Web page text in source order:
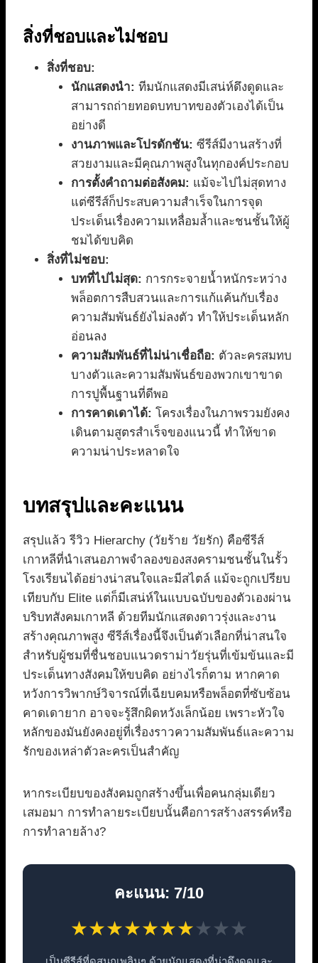
สิ่งที่ชอบและไม่ชอบ
สิ่งที่ชอบ:
นักแสดงนำ: ทีมนักแสดงมีเสน่ห์ดึงดูดและ
สามารถถ่ายทอดบทบาทของตัวเองได้เป็น
อย่างดี
งานภาพและโปรดักชัน: ซีรีส์มีงานสร้างที่
สวยงามและมีคุณภาพสูงในทุกองค์ประกอบ
การตั้งคำถามต่อสังคม: แม้จะไปไม่สุดทาง
แต่ซีรีส์ก็ประสบความสำเร็จในการจุด
ประเด็นเรื่องความเหลื่อมล้ำและชนชั้นให้ผู้
ชมได้ขบคิด
สิ่งที่ไม่ชอบ:
บทที่ไปไม่สุด: การกระจายน้ำหนักระหว่าง
พล็อตการสืบสวนและการแก้แค้นกับเรื่อง
ความสัมพันธ์ยังไม่ลงตัว ทำให้ประเด็นหลัก
อ่อนลง
ความสัมพันธ์ที่ไม่น่าเชื่อถือ: ตัวละครสมทบ
บางตัวและความสัมพันธ์ของพวกเขาขาด
การปูพื้นฐานที่ดีพอ
การคาดเดาได้: โครงเรื่องในภาพรวมยังคง
เดินตามสูตรสำเร็จของแนวนี้ ทำให้ขาด
ความน่าประหลาดใจ
บทสรุปและคะแนน
สรุปแล้ว รีวิว Hierarchy (วัยร้าย วัยรัก) คือซีรีส์
เกาหลีที่นำเสนอภาพจำลองของสงครามชนชั้นในรั้ว
โรงเรียนได้อย่างน่าสนใจและมีสไตล์ แม้จะถูกเปรียบ
เทียบกับ Elite แต่ก็มีเสน่ห์ในแบบฉบับของตัวเองผ่าน
บริบทสังคมเกาหลี ด้วยทีมนักแสดงดาวรุ่งและงาน
สร้างคุณภาพสูง ซีรีส์เรื่องนี้จึงเป็นตัวเลือกที่น่าสนใจ
สำหรับผู้ชมที่ชื่นชอบแนวดราม่าวัยรุ่นที่เข้มข้นและมี
ประเด็นทางสังคมให้ขบคิด อย่างไรก็ตาม หากคาด
หวังการวิพากษ์วิจารณ์ที่เฉียบคมหรือพล็อตที่ซับซ้อน
คาดเดายาก อาจจะรู้สึกผิดหวังเล็กน้อย เพราะหัวใจ
หลักของมันยังคงอยู่ที่เรื่องราวความสัมพันธ์และความ
รักของเหล่าตัวละครเป็นสำคัญ
หากระเบียบของสังคมถูกสร้างขึ้นเพื่อคนกลุ่มเดียว
เสมอมา การทำลายระเบียบนั้นคือการสร้างสรรค์หรือ
การทำลายล้าง?
คะแนน: 7/10
★★★★★★★★★★